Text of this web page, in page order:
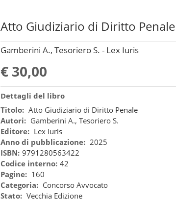
Atto Giudiziario di Diritto Penale
Gamberini A., Tesoriero S. - Lex Iuris
€ 30,00
Dettagli del libro
Titolo: Atto Giudiziario di Diritto Penale
Autori: Gamberini A., Tesoriero S.
Editore: Lex Iuris
Anno di pubblicazione: 2025
ISBN: 9791280563422
Codice interno: 42
Pagine: 160
Categoria: Concorso Avvocato
Stato: Vecchia Edizione